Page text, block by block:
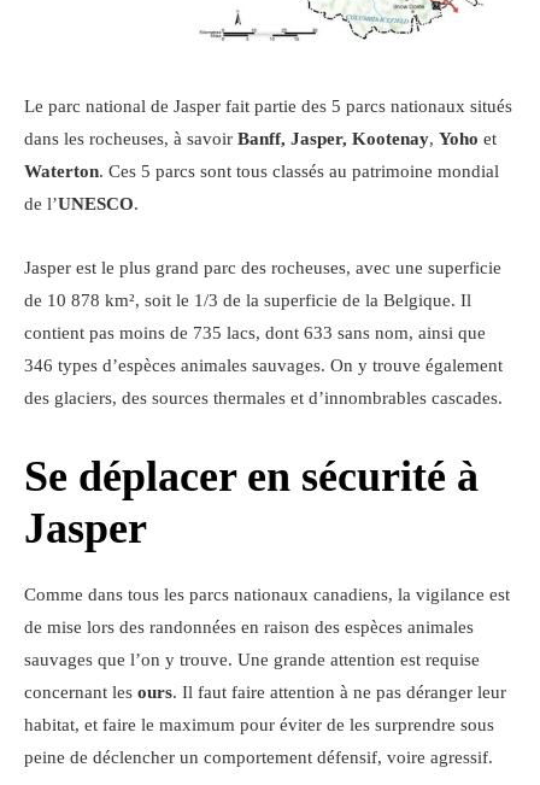
Le parc national de Jasper fait partie des 5 parcs nationaux situés
dans les rocheuses, à savoir Banff, Jasper, Kootenay, Yoho et
Waterton. Ces 5 parcs sont tous classés au patrimoine mondial
de l’UNESCO.
Jasper est le plus grand parc des rocheuses, avec une superficie
de 10 878 km², soit le 1/3 de la superficie de la Belgique. Il
contient pas moins de 735 lacs, dont 633 sans nom, ainsi que
346 types d’espèces animales sauvages. On y trouve également
des glaciers, des sources thermales et d’innombrables cascades.
Se déplacer en sécurité à
Jasper
Comme dans tous les parcs nationaux canadiens, la vigilance est
de mise lors des randonnées en raison des espèces animales
sauvages que l’on y trouve. Une grande attention est requise
concernant les ours. Il faut faire attention à ne pas déranger leur
habitat, et faire le maximum pour éviter de les surprendre sous
peine de déclencher un comportement défensif, voire agressif.